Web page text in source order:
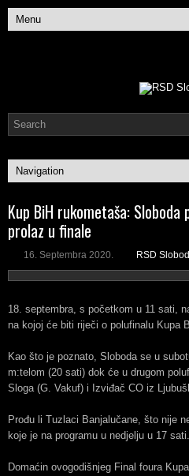
Kup BiH rukometaša:
prolaz u finale
16. Septembra 2020. RSD
18. septembra, s početkom u 11 sati,
na kojoj će biti riječi o polufinalu Kupa
Kao što je poznato, Sloboda se u
m:telom (20 sati) dok će u drugom
Sloga (G. Vakuf) i Izviđač CO iz
Prođu li Tuzlaci Banjalučane, što nije
koje je na programu u nedjelju u 17 sati.
Domaćin ovogodišnjeg Final foura